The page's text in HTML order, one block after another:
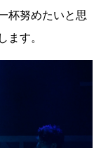
杯努めたいと思
す。